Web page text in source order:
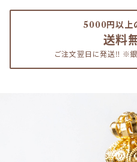
5000円以上
送料無
ご注文翌日に発送‼︎ ※